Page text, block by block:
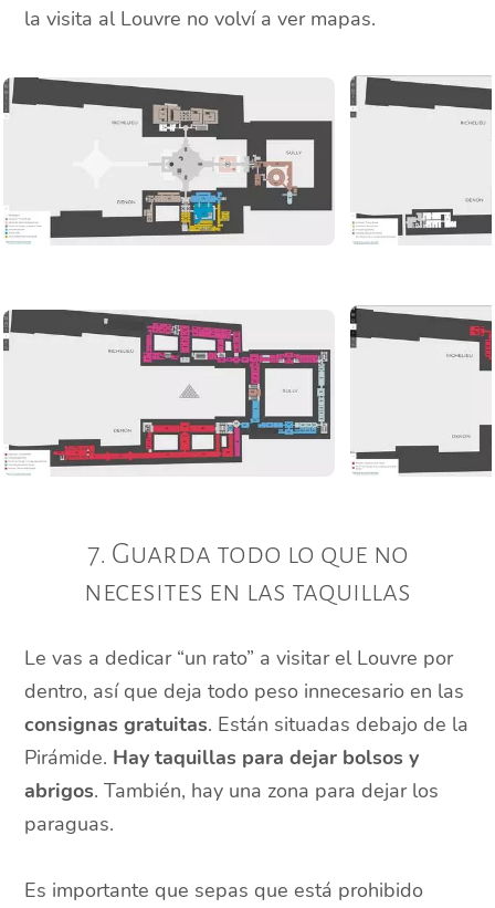
la visita al Louvre no volví a ver mapas.
7. Guarda todo lo que no
necesites en las taquillas
Le vas a dedicar “un rato” a visitar el Louvre por
dentro, así que deja todo peso innecesario en las
consignas gratuitas. Están situadas debajo de la
Pirámide. Hay taquillas para dejar bolsos y
abrigos. También, hay una zona para dejar los
paraguas.
Es importante que sepas que está prohibido